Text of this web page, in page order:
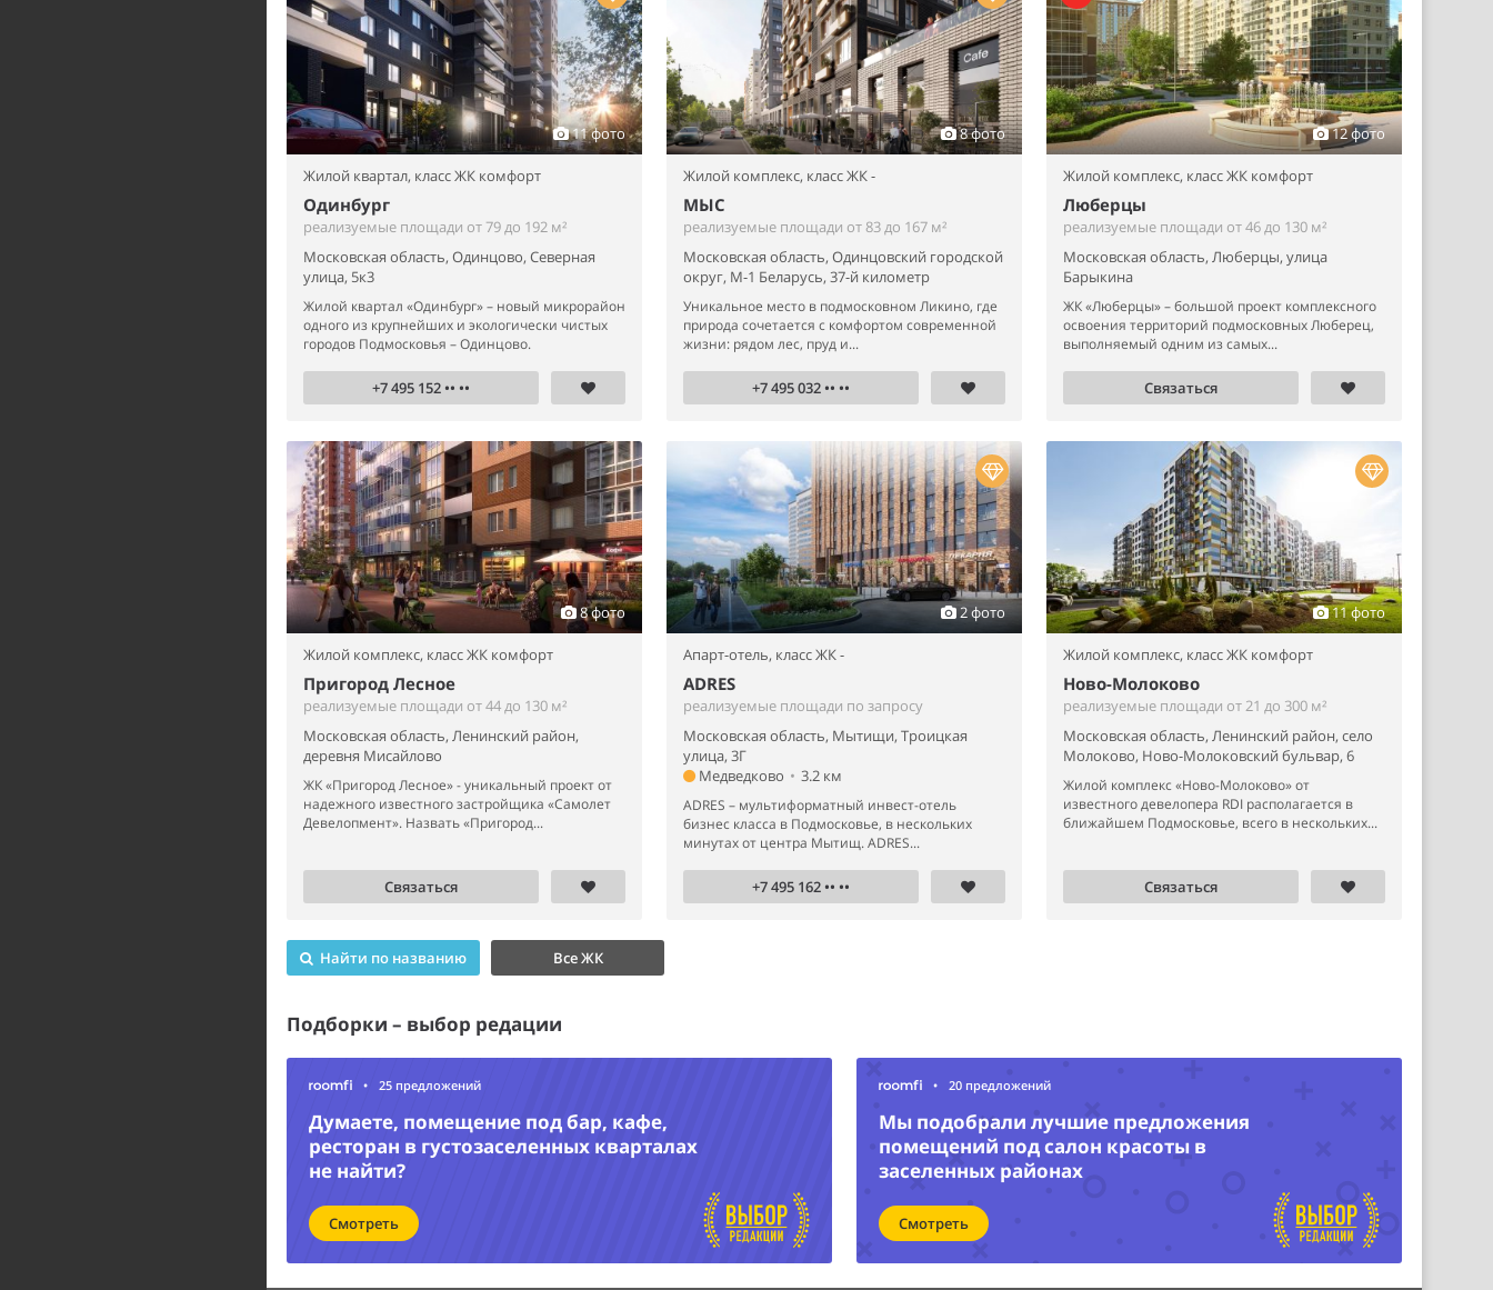
11 фото
Жилой квартал, класс ЖК комфорт
Одинбург
реализуемые площади от 79 до 192 м²
Московская область, Одинцово, Северная
улица, 5к3
Жилой квартал «Одинбург» – новый микрорайон
одного из крупнейших и экологически чистых
городов Подмосковья – Одинцово.
+7 495 152 •• ••
8 фото
Жилой комплекс, класс ЖК -
МЫС
реализуемые площади от 83 до 167 м²
Московская область, Одинцовский городской
округ, М-1 Беларусь, 37-й километр
Уникальное место в подмосковном Ликино, где
природа сочетается с комфортом современной
жизни: рядом лес, пруд и...
+7 495 032 •• ••
12 фото
Жилой комплекс, класс ЖК комфорт
Люберцы
реализуемые площади от 46 до 130 м²
Московская область, Люберцы, улица
Барыкина
ЖК «Люберцы» – большой проект комплексного
освоения территорий подмосковных Люберец,
выполняемый одним из самых...
Связаться
8 фото
Жилой комплекс, класс ЖК комфорт
Пригород Лесное
реализуемые площади от 44 до 130 м²
Московская область, Ленинский район,
деревня Мисайлово
ЖК «Пригород Лесное» - уникальный проект от
надежного известного застройщика «Самолет
Девелопмент». Назвать «Пригород...
Связаться
2 фото
Апарт-отель, класс ЖК -
ADRES
реализуемые площади по запросу
Московская область, Мытищи, Троицкая
улица, 3Г
Медведково • 3.2 км
ADRES – мультиформатный инвест-отель
бизнес класса в Подмосковье, в нескольких
минутах от центра Мытищ. ADRES...
+7 495 162 •• ••
11 фото
Жилой комплекс, класс ЖК комфорт
Ново-Молоково
реализуемые площади от 21 до 300 м²
Московская область, Ленинский район, село
Молоково, Ново-Молоковский бульвар, 6
Жилой комплекс «Ново-Молоково» от
известного девелопера RDI располагается в
ближайшем Подмосковье, всего в нескольких...
Связаться
Найти по названию Все ЖК
Подборки – выбор редации
• 25 предложений
Думаете, помещение под бар, кафе,
ресторан в густозаселенных кварталах
не найти?
Смотреть
• 20 предложений
Мы подобрали лучшие предложения
помещений под салон красоты в
заселенных районах
Смотреть